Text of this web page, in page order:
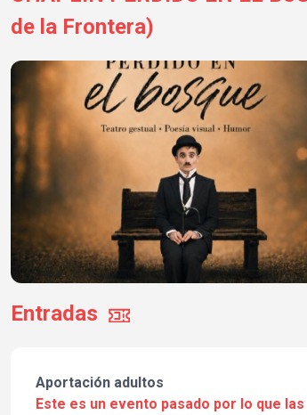
de la Frontera)
Entradas
Aportación adultos
Este es un evento pasado por lo que las